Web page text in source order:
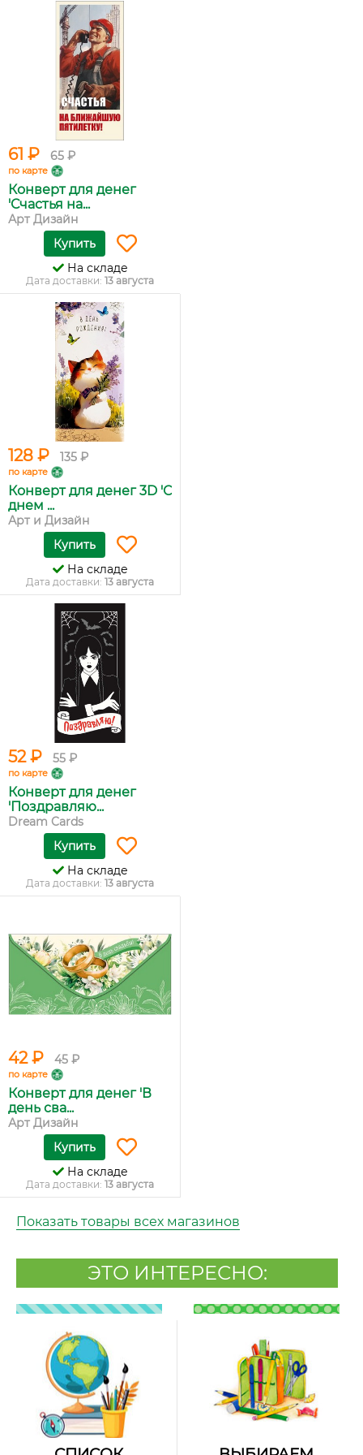
61 ₽ 65 ₽
по карте
Конверт для денег
'Счастья на...
Арт Дизайн
Купить
На складе
Дата доставки: 13 августа
128 ₽ 135 ₽
по карте
Конверт для денег 3D 'С
днем ...
Арт и Дизайн
Купить
На складе
Дата доставки: 13 августа
52 ₽ 55 ₽
по карте
Конверт для денег
'Поздравляю...
Dream Cards
Купить
На складе
Дата доставки: 13 августа
42 ₽ 45 ₽
по карте
Конверт для денег 'В
день сва...
Арт Дизайн
Купить
На складе
Дата доставки: 13 августа
Показать товары всех магазинов
ЭТО ИНТЕРЕСНО: